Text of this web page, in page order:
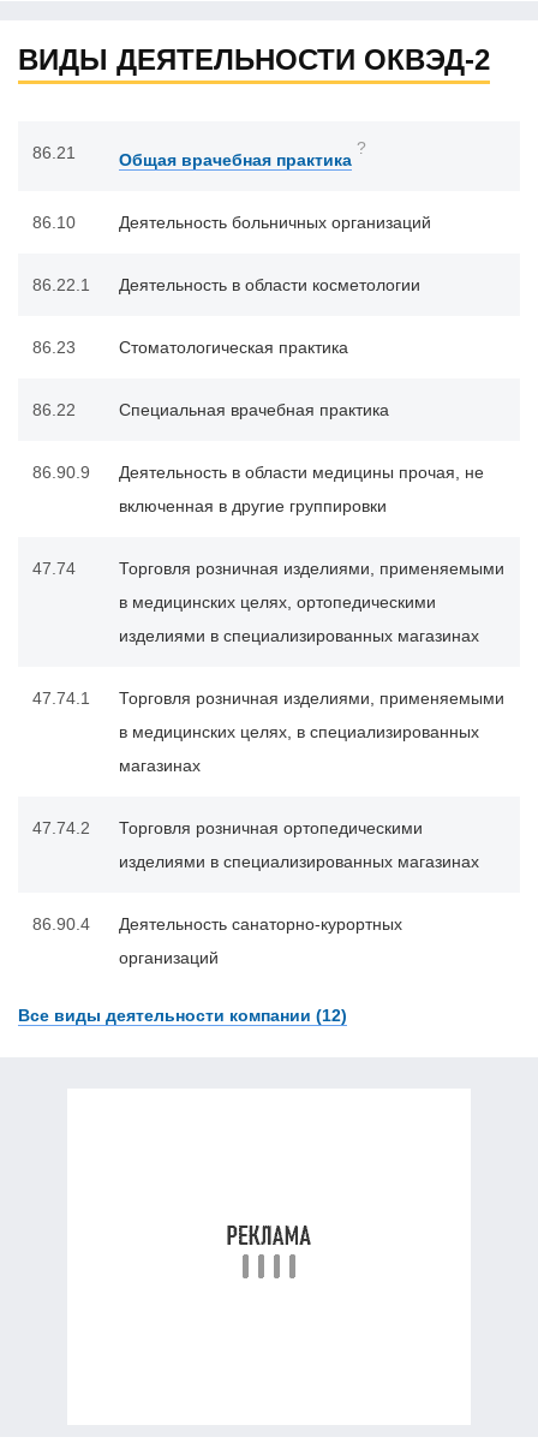
ВИДЫ ДЕЯТЕЛЬНОСТИ ОКВЭД-2
86.21 Общая врачебная практика
?
86.10 Деятельность больничных организаций
86.22.1 Деятельность в области косметологии
86.23 Стоматологическая практика
86.22 Специальная врачебная практика
86.90.9
Деятельность в области медицины прочая, не
включенная в другие группировки
47.74
Торговля розничная изделиями, применяемыми
в медицинских целях, ортопедическими
изделиями в специализированных магазинах
47.74.1
Торговля розничная изделиями, применяемыми
в медицинских целях, в специализированных
магазинах
47.74.2
Торговля розничная ортопедическими
изделиями в специализированных магазинах
86.90.4
Деятельность санаторно-курортных
организаций
Все виды деятельности компании (12)